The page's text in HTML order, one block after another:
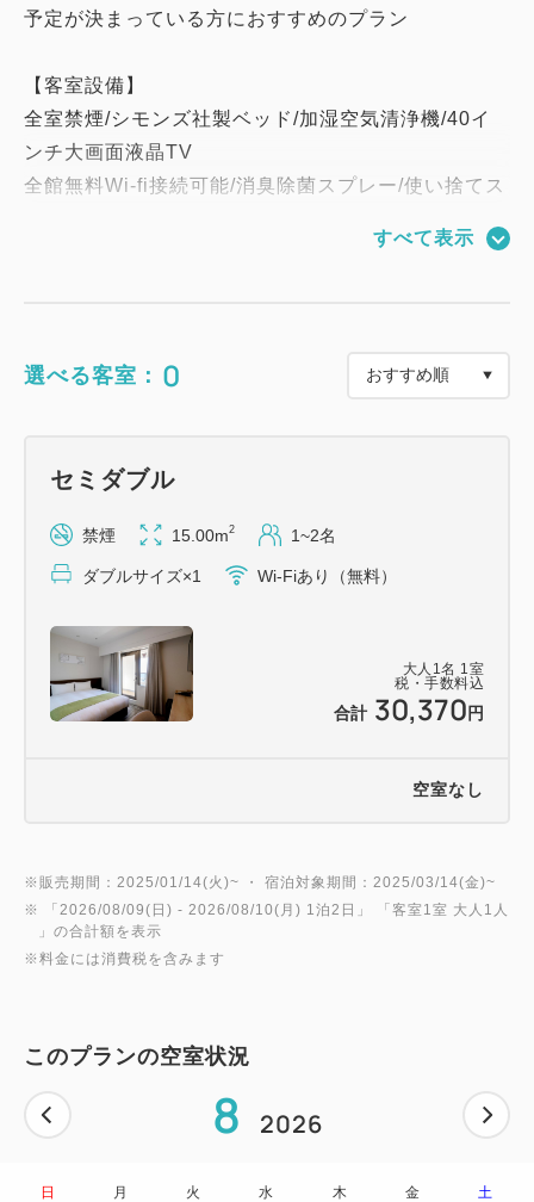
予定が決まっている方におすすめのプラン
【客室設備】
全室禁煙/シモンズ社製ベッド/加湿空気清浄機/40イ
ンチ大画面液晶TV
全館無料Wi-fi接続可能/消臭除菌スプレー/使い捨てス
1Fエレベータホール前のアメニティコーナーからご
【館内設備】
・宿泊者専用ラウンジ（1F / 15:00～22:00）
函館の地酒やワイン・各種ソフトドリンクを無料の
ウェルカムドリンクとしてご用意。
北海道産の食材をふんだんに使用したバラエティー
に富んだ朝食ブッフェメニューをご用意しておりま
す。
素材と表現にこだわったハンドメイドで世界に一つ
23～6時の間はセキュリティーのため入館にルーム
キーが必要となります。
到着が23時以降になる場合は、事前にご連絡をお
ク・アルコール自動販売機（1F）
【添い寝のお子様】
てご宿泊いただけます。
すべて表示
選べる客室： 0
大人 1 名 1 室
税・手数料込
合計 30,370 円
セミダブル
禁煙 15.00m2 1~2名
ダブルサイズ×1 Wi-Fiあり（無料）
空室なし
※販売期間：2025/01/14(火)~ ・ 宿泊対象期間：2025/03/14(金)~
※ 「 2026/08/09(日) - 2026/08/10(月) 1泊2日 」 「客室1室 大人1人
」の合計額を表示
※料金には消費税を含みます
このプランの空室状況
8 2026
日 月 火 水 木 金 土